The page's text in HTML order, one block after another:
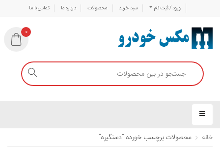
ورود / ثبت نام سبد خرید محصولات درباره ما تماس با ما
0
خانه محصولات برچسب خورده “دستگیره”